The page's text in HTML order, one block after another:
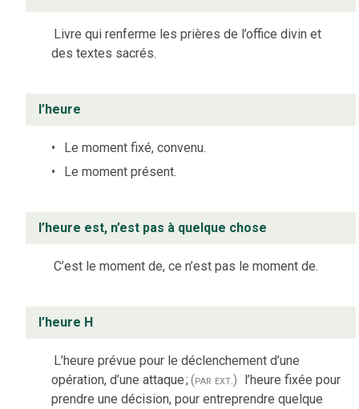
Livre qui renferme les prières de l’office divin et
des textes sacrés.
l’heure
Le moment fixé, convenu.
Le moment présent.
l’heure est, n’est pas à quelque chose
C’est le moment de, ce n’est pas le moment de.
l’heure H
L’heure prévue pour le déclenchement d’une
opération, d’une attaque;(par ext.) l’heure fixée pour
prendre une décision, pour entreprendre quelque